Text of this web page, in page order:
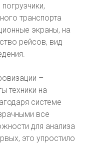
транспорта
экраны, на
рейсов, вид
–
техники на
системе
все
для анализа
это упростило